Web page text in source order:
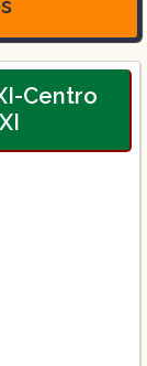
Centro